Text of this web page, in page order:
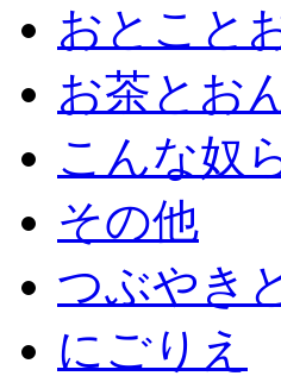
おとこと
お茶とお
こんな奴
その他
つぶやき
にごりえ